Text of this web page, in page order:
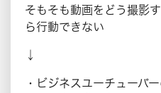
そもそも動画をどう撮影
ら行動できない
↓
・ビジネスユーチューバ